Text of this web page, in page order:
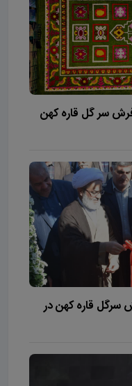
سر گل قاره کهن
سرگل قاره کهن در